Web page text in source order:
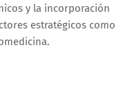
y la incorporación
estratégicos como